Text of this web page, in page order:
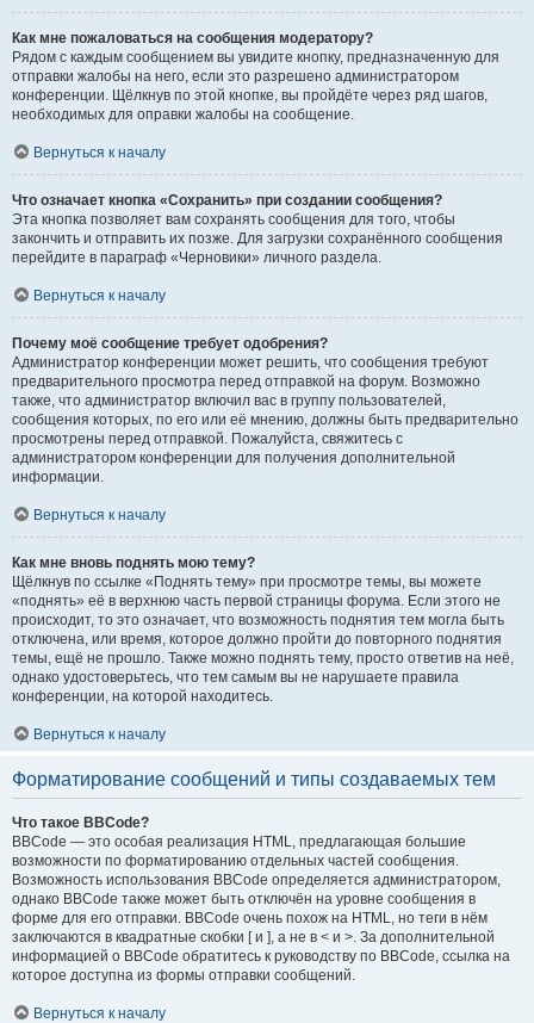
Как мне пожаловаться на сообщения модератору?
Рядом с каждым сообщением вы увидите кнопку, предназначенную для
отправки жалобы на него, если это разрешено администратором
конференции. Щёлкнув по этой кнопке, вы пройдёте через ряд шагов,
необходимых для оправки жалобы на сообщение.
Вернуться к началу
Что означает кнопка «Сохранить» при создании сообщения?
Эта кнопка позволяет вам сохранять сообщения для того, чтобы
закончить и отправить их позже. Для загрузки сохранённого сообщения
перейдите в параграф «Черновики» личного раздела.
Вернуться к началу
Почему моё сообщение требует одобрения?
Администратор конференции может решить, что сообщения требуют
предварительного просмотра перед отправкой на форум. Возможно
также, что администратор включил вас в группу пользователей,
сообщения которых, по его или её мнению, должны быть предварительно
просмотрены перед отправкой. Пожалуйста, свяжитесь с
администратором конференции для получения дополнительной
информации.
Вернуться к началу
Как мне вновь поднять мою тему?
Щёлкнув по ссылке «Поднять тему» при просмотре темы, вы можете
«поднять» её в верхнюю часть первой страницы форума. Если этого не
происходит, то это означает, что возможность поднятия тем могла быть
отключена, или время, которое должно пройти до повторного поднятия
темы, ещё не прошло. Также можно поднять тему, просто ответив на неё,
однако удостоверьтесь, что тем самым вы не нарушаете правила
конференции, на которой находитесь.
Вернуться к началу
Форматирование сообщений и типы создаваемых тем
Что такое BBCode?
BBCode — это особая реализация HTML, предлагающая большие
возможности по форматированию отдельных частей сообщения.
Возможность использования BBCode определяется администратором,
однако BBCode также может быть отключён на уровне сообщения в
форме для его отправки. BBCode очень похож на HTML, но теги в нём
заключаются в квадратные скобки [ и ], а не в < и >. За дополнительной
информацией о BBCode обратитесь к руководству по BBCode, ссылка на
которое доступна из формы отправки сообщений.
Вернуться к началу